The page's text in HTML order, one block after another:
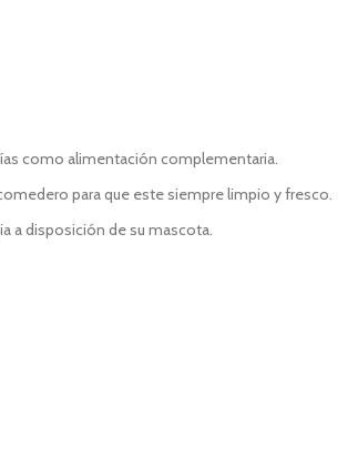
como alimentación complementaria.
para que este siempre limpio y fresco.
a disposición de su mascota.